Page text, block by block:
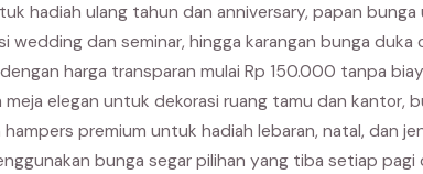
hadiah ulang tahun dan anniversary, papan
wedding dan seminar, hingga karangan bunga
harga transparan mulai Rp 150.000 tanpa
meja elegan untuk dekorasi ruang tamu dan kantor,
premium untuk hadiah lebaran, natal, dan
bunga segar pilihan yang tiba setiap pagi